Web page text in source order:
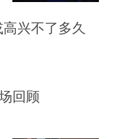
兴不了多久
回顾